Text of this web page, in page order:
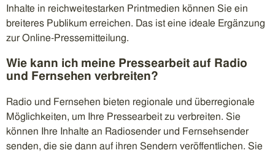
Inhalte in reichweitestarken Printmedien können Sie ein
breiteres Publikum erreichen. Das ist eine ideale Ergänzung
zur Online-Pressemitteilung.
Wie kann ich meine Pressearbeit auf Radio
und Fernsehen verbreiten?
Radio und Fernsehen bieten regionale und überregionale
Möglichkeiten, um Ihre Pressearbeit zu verbreiten. Sie
können Ihre Inhalte an Radiosender und Fernsehsender
senden, die sie dann auf ihren Sendern veröffentlichen. Sie